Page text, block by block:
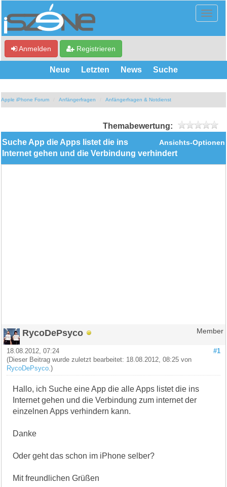
Anmelden Registrieren
Neue Letzten News Suche
Apple iPhone Forum Anfängerfragen Anfängerfragen & Notdienst
Themabewertung:
Ansichts-Optionen
Suche App die Apps listet die ins
Internet gehen und die Verbindung verhindert
RycoDePsyco Member
#1
18.08.2012, 07:24
(Dieser Beitrag wurde zuletzt bearbeitet: 18.08.2012, 08:25 von
RycoDePsyco .)
Hallo, ich Suche eine App die alle Apps listet die ins
Internet gehen und die Verbindung zum internet der
einzelnen Apps verhindern kann.
Danke
Oder geht das schon im iPhone selber?
Mit freundlichen Grüßen